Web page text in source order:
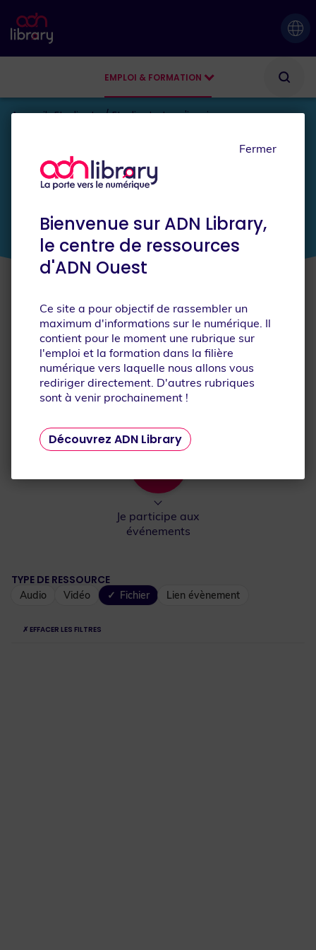
EMPLOI & FORMATION
AGENDA
Accueil Etudiante / Etudiant Je m'inspire
JE SUIS
Je découvre la filière
numérique
Je découvre les
métiers
Je me forme Je m'inspire
Je participe aux
événements
TYPE DE RESSOURCE
Audio Vidéo Fichier Lien évènement
Fermer
Bienvenue sur ADN Library,
le centre de ressources
d'ADN Ouest
Ce site a pour objectif de rassembler un
maximum d'informations sur le numérique. Il
contient pour le moment une rubrique sur
l'emploi et la formation dans la filière
numérique vers laquelle nous allons vous
rediriger directement. D'autres rubriques
sont à venir prochainement !
Découvrez ADN Library
Que recherchez-vous ?